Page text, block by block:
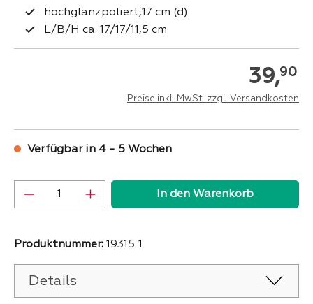
hochglanzpoliert,17 cm (d)
L/B/H ca. 17/17/11,5 cm
39,90
Preise inkl. MwSt. zzgl. Versandkosten
Verfügbar in 4 - 5 Wochen
Produkt Anzahl: Gib den gewünschten
In den Warenkorb
Produktnummer: 19315..1
Details